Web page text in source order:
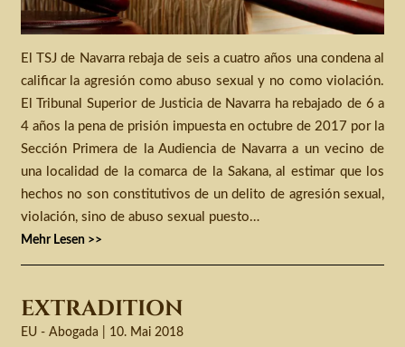
El TSJ de Navarra rebaja de seis a cuatro años una condena al
calificar la agresión como abuso sexual y no como violación.
El Tribunal Superior de Justicia de Navarra ha rebajado de 6 a
4 años la pena de prisión impuesta en octubre de 2017 por la
Sección Primera de la Audiencia de Navarra a un vecino de
una localidad de la comarca de la Sakana, al estimar que los
hechos no son constitutivos de un delito de agresión sexual,
violación, sino de abuso sexual puesto…
Mehr Lesen >>
EXTRADITION
10. Mai 2018